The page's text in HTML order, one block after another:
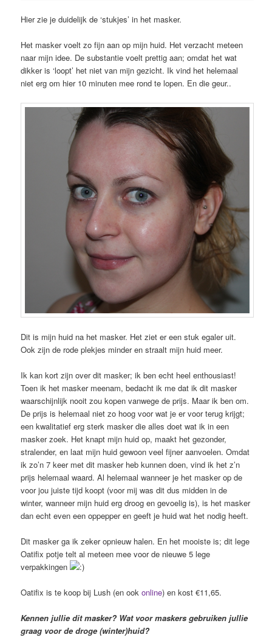
Hier zie je duidelijk de ‘stukjes’ in het masker.
Het masker voelt zo fijn aan op mijn huid. Het verzacht meteen
naar mijn idee. De substantie voelt prettig aan; omdat het wat
dikker is ‘loopt’ het niet van mijn gezicht. Ik vind het helemaal
niet erg om hier 10 minuten mee rond te lopen. En die geur..
Dit is mijn huid na het masker. Het ziet er een stuk egaler uit.
Ook zijn de rode plekjes minder en straalt mijn huid meer.
Ik kan kort zijn over dit masker; ik ben echt heel enthousiast!
Toen ik het masker meenam, bedacht ik me dat ik dit masker
waarschijnlijk nooit zou kopen vanwege de prijs. Maar ik ben om.
De prijs is helemaal niet zo hoog voor wat je er voor terug krijgt;
een kwalitatief erg sterk masker die alles doet wat ik in een
masker zoek. Het knapt mijn huid op, maakt het gezonder,
stralender, en laat mijn huid gewoon veel fijner aanvoelen. Omdat
ik zo’n 7 keer met dit masker heb kunnen doen, vind ik het z’n
prijs helemaal waard. Al helemaal wanneer je het masker op de
voor jou juiste tijd koopt (voor mij was dit dus midden in de
winter, wanneer mijn huid erg droog en gevoelig is), is het masker
dan echt even een oppepper en geeft je huid wat het nodig heeft.
Dit masker ga ik zeker opnieuw halen. En het mooiste is; dit lege
Oatifix potje telt al meteen mee voor de nieuwe 5 lege
verpakkingen
Oatifix is te koop bij Lush (en ookonline) en kost €11,65.
Kennen jullie dit masker? Wat voor maskers gebruiken jullie
graag voor de droge (winter)huid?